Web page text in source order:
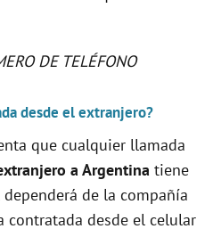
DE TELÉFONO
desde el extranjero?
que cualquier llamada
a Argentina tiene
de la compañía
contratada desde el celular